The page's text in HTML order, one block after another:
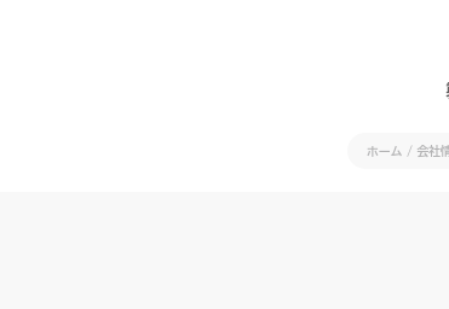
ホーム 会社